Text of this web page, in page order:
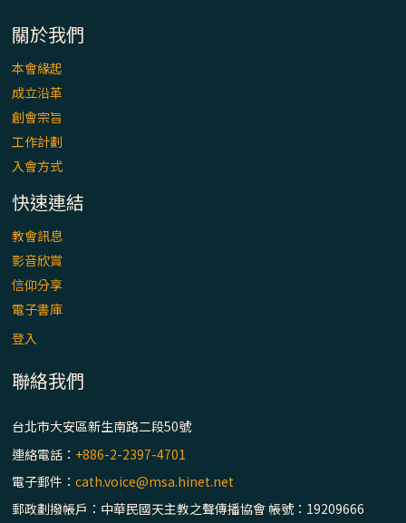
關於我們
本會緣起
成立沿革
創會宗旨
工作計劃
入會方式
快速連結
教會訊息
影音欣賞
信仰分享
電子書庫
登入
聯絡我們
台北市大安區新生南路二段50號
連絡電話： +886-2-2397-4701
電子郵件：cath.voice@msa.hinet.net
郵政劃撥帳戶：中華民國天主教之聲傳播協會 帳號：19209666